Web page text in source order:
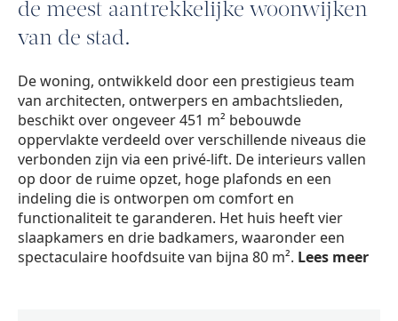
de meest aantrekkelijke woonwijken
van de stad.
De woning, ontwikkeld door een prestigieus team
van architecten, ontwerpers en ambachtslieden,
beschikt over ongeveer 451 m² bebouwde
oppervlakte verdeeld over verschillende niveaus die
verbonden zijn via een privé-lift. De interieurs vallen
op door de ruime opzet, hoge plafonds en een
indeling die is ontworpen om comfort en
functionaliteit te garanderen. Het huis heeft vier
slaapkamers en drie badkamers, waaronder een
spectaculaire hoofdsuite van bijna 80 m². Lees meer